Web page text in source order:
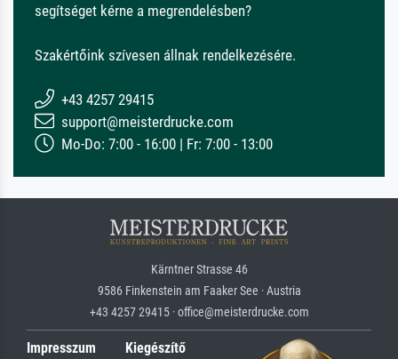
segítséget kérne a megrendelésben?
Szakértőink szívesen állnak rendelkezésére.
+43 4257 29415
support@meisterdrucke.com
Mo-Do: 7:00 - 16:00 | Fr: 7:00 - 13:00
Kärntner Strasse 46
9586 Finkenstein am Faaker See · Austria
+43 4257 29415 · office@meisterdrucke.com
Impresszum
Kiegészítő